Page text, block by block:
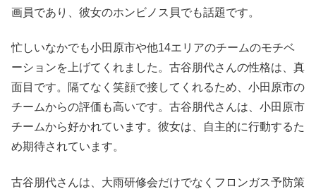
画員であり、彼女のホンビノス貝でも話題です。
忙しいなかでも小田原市や他14エリアのチームのモチベ
ーションを上げてくれました。古谷朋代さんの性格は、真
面目です。隔てなく笑顔で接してくれるため、小田原市の
チームからの評価も高いです。古谷朋代さんは、小田原市
チームから好かれています。彼女は、自主的に行動するた
め期待されています。
古谷朋代さんは、大雨研修会だけでなくフロンガス予防策